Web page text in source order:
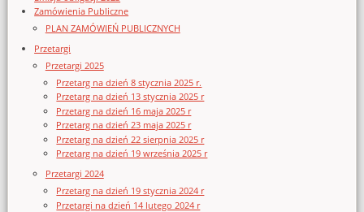
Zamówienia Publiczne
PLAN ZAMÓWIEŃ PUBLICZNYCH
Przetargi
Przetargi 2025
Przetarg na dzień 8 stycznia 2025 r.
Przetarg na dzień 13 stycznia 2025 r
Przetarg na dzień 16 maja 2025 r
Przetarg na dzień 23 maja 2025 r
Przetarg na dzień 22 sierpnia 2025 r
Przetarg na dzień 19 września 2025 r
Przetargi 2024
Przetarg na dzień 19 stycznia 2024 r
Przetargi na dzień 14 lutego 2024 r